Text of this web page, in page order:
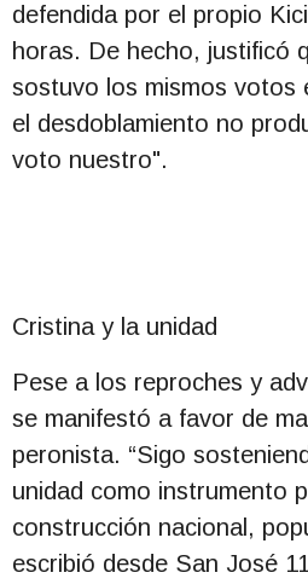
defendida por el propio
horas. De hecho, justificó
sostuvo los mismos votos
el desdoblamiento no
voto nuestro".
Cristina y la unidad
Pese a los reproches y
se manifestó a favor de
peronista. “Sigo
unidad como instrumento
construcción nacional,
escribió desde San José